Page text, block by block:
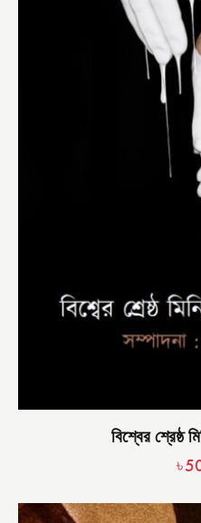
বিশ্বের শ্রেষ্ঠ
৳